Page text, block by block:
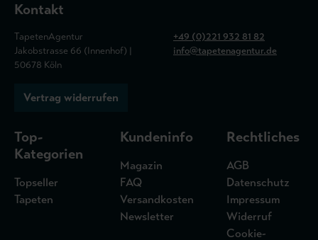
Kontakt
TapetenAgentur
Jakobstrasse 66 (Innenhof) |
50678 Köln
+49 (0)221 932 81 82
info@tapetenagentur.de
Vertrag widerrufen
Top-
Kategorien
Topseller
Tapeten
Kundeninfo
Magazin
FAQ
Versandkosten
Newsletter
Rechtliches
AGB
Datenschutz
Impressum
Widerruf
Cookie-